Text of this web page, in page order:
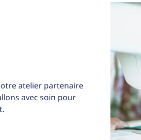
atelier partenaire
avec soin pour